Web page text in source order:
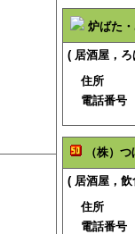
炉ばた
( 居酒屋，
住所
電話番号
（株）
( 居酒屋，飲
住所
電話番号